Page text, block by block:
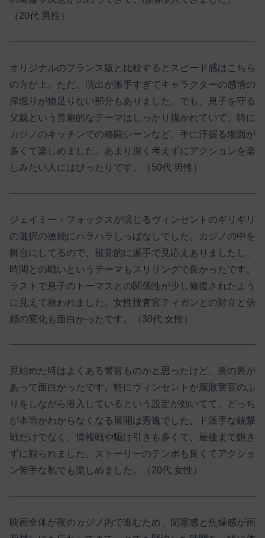
（20代 男性）
オリジナルのフランス版と比較するとスピード感はこちら
の方が上。ただ、演出が派手すぎてキャラクターの感情の
深堀りが物足りない部分もありました。でも、息子を守る
父親という普遍的なテーマはしっかり描かれていて、特に
カジノのキッチンでの格闘シーンなど、手に汗握る場面が
多くて楽しめました。あまり深く考えずにアクションを楽
しみたい人にはぴったりです。（50代 男性）
ジェイミー・フォックスが演じるヴィンセントのギリギリ
の選択の連続にハラハラしっぱなしでした。カジノの中を
舞台にしてるので、視覚的に派手で見応えありましたし、
時間との戦いというテーマもスリリングで良かったです。
ラストで息子のトーマスとの関係性が少し修復されたよう
に見えて救われました。女性捜査官ティガンとの対立と信
頼の変化も面白かったです。（30代 女性）
見始めた時はよくある警官ものかと思ったけど、裏の裏が
あって面白かったです。特にヴィンセントが腐敗警官のふ
りをしながら潜入しているという設定が効いてて、どっち
が本当かわからなくなる展開は秀逸でした。ド派手な銃撃
戦だけでなく、情報戦や駆け引きも多くて、最後まで飽き
ずに観られました。ストーリーのテンポも良くてアクショ
ン苦手な私でも楽しめました。（20代 女性）
映画全体が夜のカジノ内で進むため、閉塞感と焦燥感が画